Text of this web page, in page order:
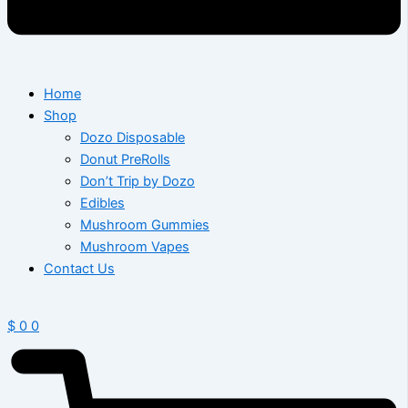
Home
Shop
Dozo Disposable
Donut PreRolls
Don’t Trip by Dozo
Edibles
Mushroom Gummies
Mushroom Vapes
Contact Us
$ 0 0